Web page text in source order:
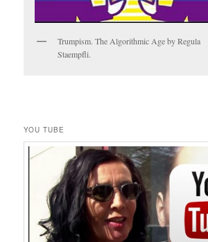
Trumpism. The Algorithmic Age by Regula
Staempfli.
YOU TUBE